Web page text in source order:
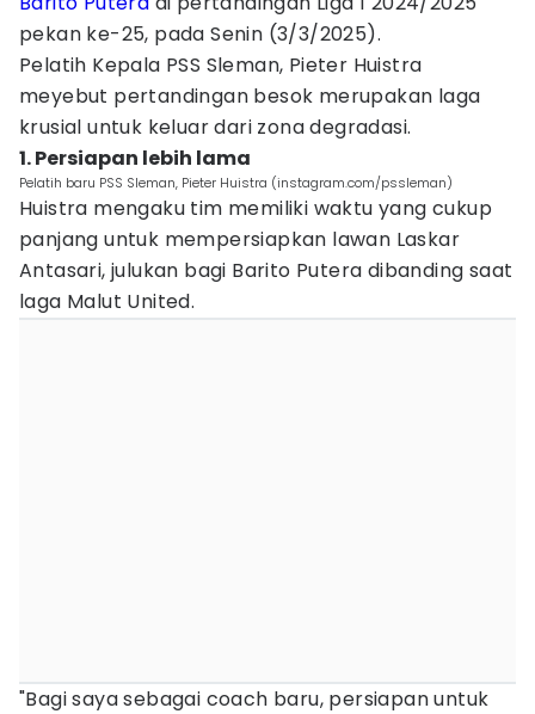
pekan ke-25, pada Senin (3/3/2025).
Pelatih Kepala PSS Sleman, Pieter Huistra
meyebut pertandingan besok merupakan laga
krusial untuk keluar dari zona degradasi.
1. Persiapan lebih lama
Pelatih baru PSS Sleman, Pieter Huistra (instagram.com/pssleman)
Huistra mengaku tim memiliki waktu yang cukup
panjang untuk mempersiapkan lawan Laskar
Antasari, julukan bagi Barito Putera dibanding saat
laga Malut United.
"Bagi saya sebagai coach baru, persiapan untuk